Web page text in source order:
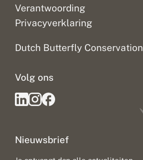
Verantwoording
Privacyverklaring
Dutch Butterfly Conservation
Nieuwsbrief
Volg ons